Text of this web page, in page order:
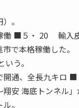
。
働 ■５・ 20 輸入
で本格稼働した。
う。
開通、全長九キ
安 海底トンネル」
。